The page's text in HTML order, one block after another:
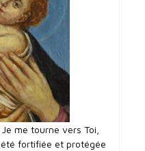
me tourne vers Toi,
fortifiée et protégée